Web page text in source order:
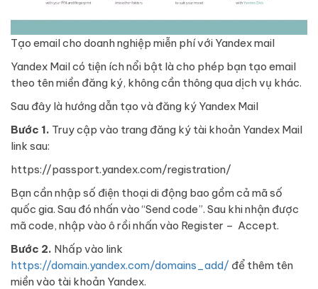
Tạo email cho doanh nghiệp miễn phí với Yandex mail
Yandex Mail có tiện ích nổi bật là cho phép bạn tạo email
theo tên miền đăng ký, không cần thông qua dịch vụ khác.
Sau đây là hướng dẫn tạo và đăng ký Yandex Mail
Bước 1. Truy cập vào trang đăng ký tài khoản Yandex Mail
link sau:
https://passport.yandex.com/registration/
Bạn cần nhập số điện thoại di động bao gồm cả mã số
quốc gia. Sau đó nhấn vào “Send code”. Sau khi nhận được
mã code, nhập vào ô rồi nhấn vào Register – Accept.
Bước 2. Nhấp vào link
https://domain.yandex.com/domains_add/ để thêm tên
miền vào tài khoản Yandex.